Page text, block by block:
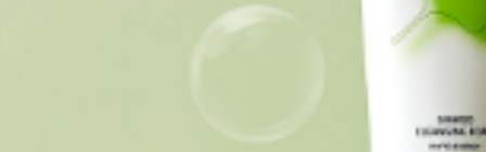
스 레포츠 선